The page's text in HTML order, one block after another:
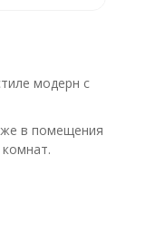
модерн с
в помещения